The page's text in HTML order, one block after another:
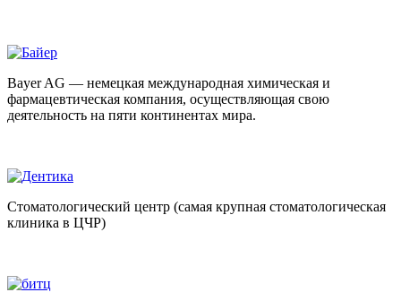
Bayer AG — немецкая международная химическая и
фармацевтическая компания, осуществляющая свою
деятельность на пяти континентах мира.
Стоматологический центр (самая крупная стоматологическая
клиника в ЦЧР)